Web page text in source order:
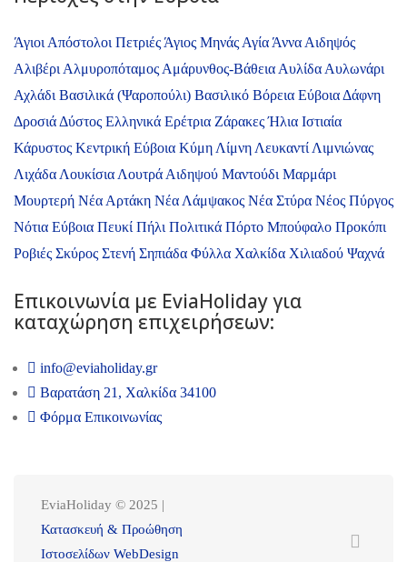
Άγιοι Απόστολοι Πετριές Άγιος Μηνάς Αγία Άννα Αιδηψός
Αλιβέρι Αλμυροπόταμος Αμάρυνθος-Βάθεια Αυλίδα Αυλωνάρι
Αχλάδι Βασιλικά (Ψαροπούλι) Βασιλικό Βόρεια Εύβοια Δάφνη
Δροσιά Δύστος Ελληνικά Ερέτρια ΖάρακεςΉλια Ιστιαία
Κάρυστος Κεντρική Εύβοια Κύμη Λίμνη Λευκαντί Λιμνιώνας
Λιχάδα Λουκίσια Λουτρά Αιδηψού Μαντούδι Μαρμάρι
Μουρτερή Νέα Αρτάκη Νέα Λάμψακος Νέα Στύρα Νέος Πύργος
Νότια Εύβοια Πευκί Πήλι Πολιτικά Πόρτο Μπούφαλο Προκόπι
Ροβιές Σκύρος Στενή Σηπιάδα Φύλλα Χαλκίδα Χιλιαδού Ψαχνά
Επικοινωνία με ΕviaHoliday για
καταχώρηση επιχειρήσεων:
info@eviaholiday.gr
Βαρατάση 21, Χαλκίδα 34100
Φόρμα Επικοινωνίας
EviaHoliday © 2025 |
Κατασκευή & Προώθηση
Ιστοσελίδων WebDesign